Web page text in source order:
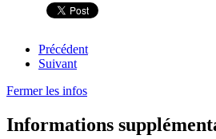
Précédent
Suivant
Fermer les infos
Informations